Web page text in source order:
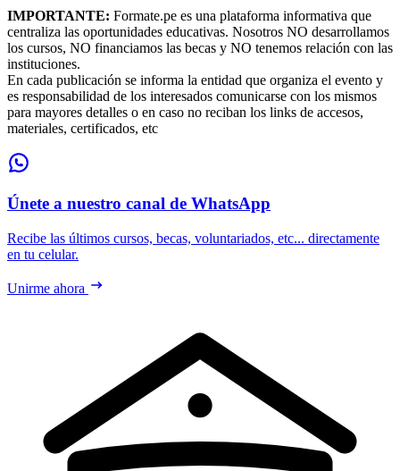
IMPORTANTE: Formate.pe es una plataforma informativa que
centraliza las oportunidades educativas. Nosotros NO desarrollamos
los cursos, NO financiamos las becas y NO tenemos relación con las
instituciones.
En cada publicación se informa la entidad que organiza el evento y
es responsabilidad de los interesados comunicarse con los mismos
para mayores detalles o en caso no reciban los links de accesos,
materiales, certificados, etc
Únete a nuestro canal de WhatsApp
Recibe las últimos cursos, becas, voluntariados, etc... directamente
en tu celular.
Unirme ahora